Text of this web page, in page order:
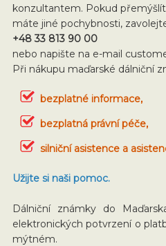
konzultantem. Pokud
máte jiné pochybnosti,
+48 33 813 90 00
nebo napište na e-mail
Při nákupu maďarské dálniční
bezplatné informace,
bezplatná právní péče,
silniční asistence a
Užijte si naši pomoc.
Dálniční známky do
elektronických potvrzení o
mýtném.